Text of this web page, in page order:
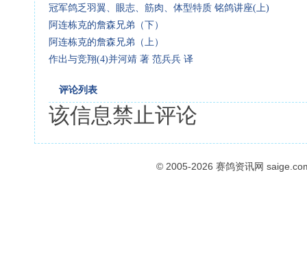
冠军鸽乏羽翼、眼志、筋肉、体型特质 铭鸽讲座(上)
阿连栋克的詹森兄弟（下）
阿连栋克的詹森兄弟（上）
作出与竞翔(4)并河靖 著 范兵兵 译
评论列表
该信息禁止评论
© 2005-2026 赛鸽资讯网